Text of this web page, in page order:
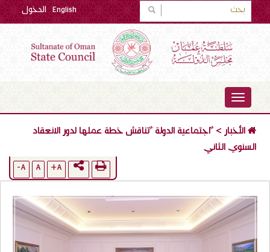
الدخول English
TOGGLE
NAVIGATION
الأخبار>"اجتماعية الدولة "تناقش خطة عملها لدور الانعقاد
السنوي الثاني
A+
A
A-